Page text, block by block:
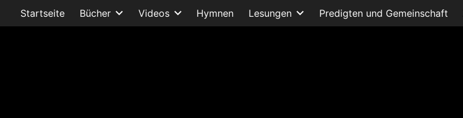
Startseite Bücher Videos Hymnen Lesungen Predigten und Gemeinschaft